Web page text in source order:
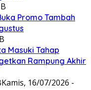
Promo Tambah
Masuki Tahap
Rampung Akhir
Kamis, 16/07/2026 -